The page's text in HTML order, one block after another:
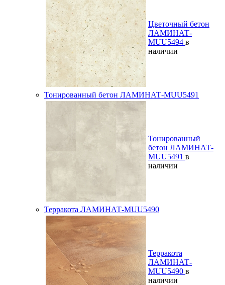
Цветочный бетон
ЛАМИНАТ-
MUU5494 в
наличии
Тонированный бетон ЛАМИНАТ-MUU5491
Тонированный
бетон ЛАМИНАТ-
MUU5491 в
наличии
Терракота ЛАМИНАТ-MUU5490
Терракота
ЛАМИНАТ-
MUU5490 в
наличии